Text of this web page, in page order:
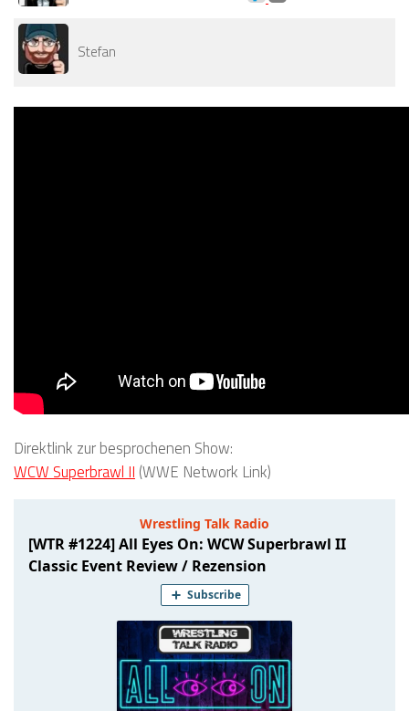
Stefan
Direktlink zur besprochenen Show:
WCW Superbrawl II (WWE Network Link)